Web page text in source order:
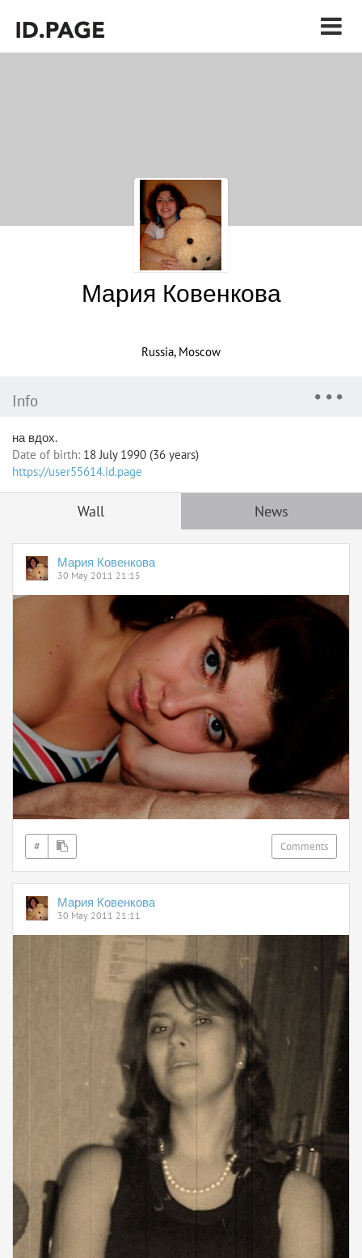
Мария Ковенкова
Russia, Moscow
Info
на вдох.
Date of birth: 18 July 1990 (36 years)
https://user55614.id.page
Wall News
Мария Ковенкова
30 May 2011 21:15
# Comments
Мария Ковенкова
30 May 2011 21:11